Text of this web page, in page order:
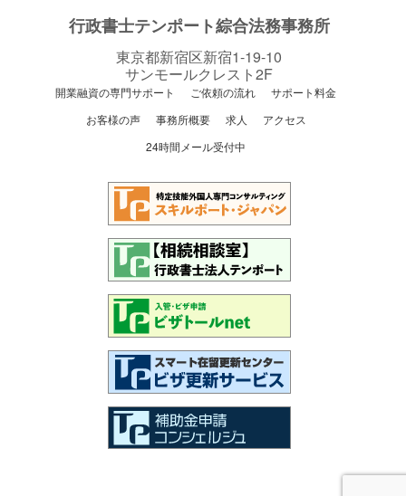
行政書士テンポート綜合法務事務所
東京都新宿区新宿1-19-10
サンモールクレスト2F
開業融資の専門サポート ご依頼の流れ
サポート料金
お客様の声
事務所概要 求人
アクセス
24時間メール受付中